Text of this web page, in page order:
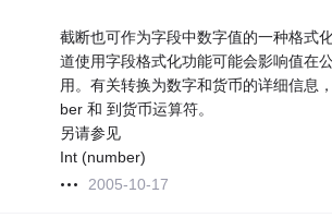
截断也可作为字段中数字值的一种格式
道使用字段格式化功能可能会影响值在
用。有关转换为数字和货币的详细信息
ber 和 到货币运算符。
另请参见
Int (number)
2005-10-17